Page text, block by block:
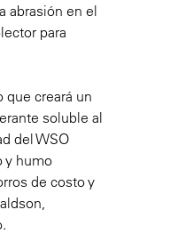
abrasión en el
para
que creará un
soluble al
del WSO
y humo
de costo y